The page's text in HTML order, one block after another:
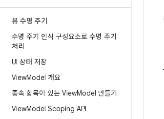
뷰 수명 주기
수명 주기 인식 구성요소로 수명 주기
처리
UI 상태 저장
ViewModel 개요
종속 항목이 있는 ViewModel 만들기
ViewModel Scoping API